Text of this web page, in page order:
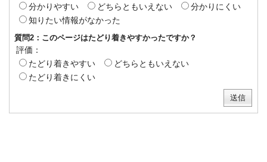
分かりやすい
どちらともいえない
分かりにくい
知りたい情報がなかった
質問2：このページはたどり着きやすかったですか？
評価：
たどり着きやすい
どちらともいえない
たどり着きにくい